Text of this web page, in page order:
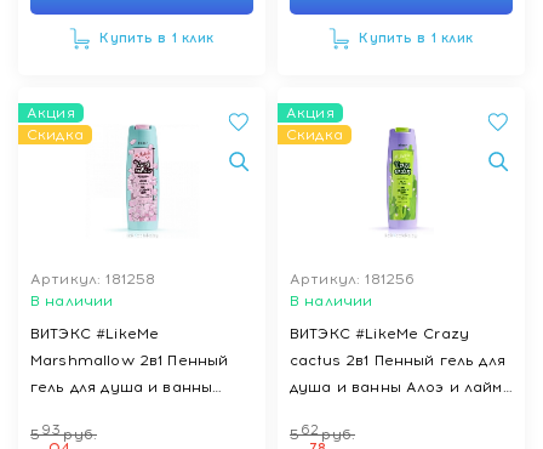
Купить в 1 клик Купить в 1 клик
Акция
Скидка
Артикул: 181258
В наличии
ВИТЭКС #LikeMe
Marshmallow 2в1 Пенный
гель для душа и ванны
593 руб.
Акция
Скидка
Артикул: 181256
В наличии
ВИТЭКС #LikeMe Crazy
cactus 2в1 Пенный гель для
душа и ванны Алоэ и лайм,
562 руб.